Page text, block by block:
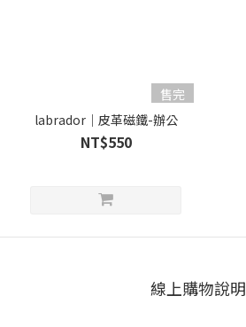
售完
labrador｜皮革磁鐵-辦公
NT$550
線上購物說明